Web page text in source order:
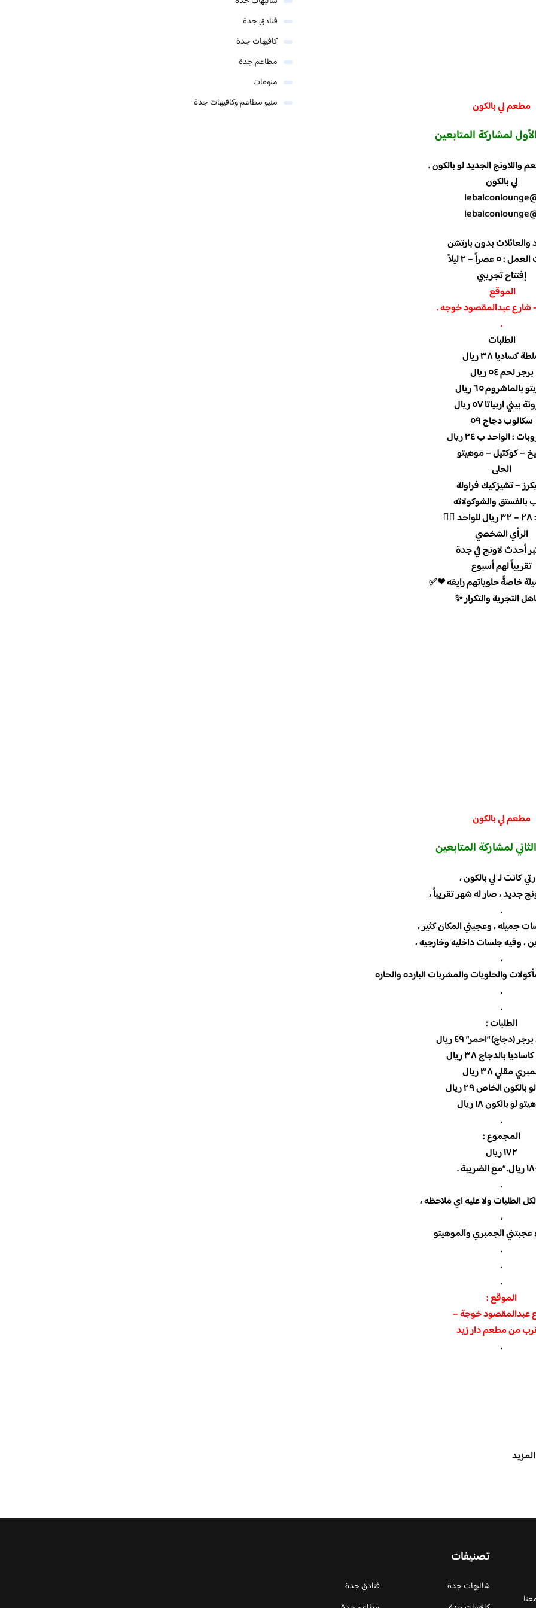
مطعم لي بالكون
لمشاركة المتابعين
واللاونج الجديد لو بالكون .
لي بالكون
والعائلات بدون بارتشن
: ٥ عصراً – ٢ ليلاً
إفتتاح تجريبي
الموقع
شارع عبدالمقصود خوجه .
.
الطلبات
كساديا ٣٨ ريال
برجر لحم ٥٤ ريال
بالماشروم ٦٥ ريال
بيني اربياتا ٥٧ ريال
سكالوب دجاج ٥٩
: الواحد ب ٢٤ ريال
– كوكتيل – موهيتو
الحلى
– تشيزكيك فراولة
بالفستق والشوكولاته
الرأي الشخصي
أحدث لاونج في جدة
تقريباً لهم أسبوع
خاصةً حلوياتهم رايقه ❤✅
التجرية والتكرار ✨
مطعم لي بالكون
لمشاركة المتابعين
كانت لـ لي بالكون ،
جديد ، صار له شهر تقريباً ،
.
جميله ، وعجبني المكان كثير ،
، وفيه جلسات داخليه وخارجيه ،
،
والحلويات والمشربات البارده والحاره
.
.
الطلبات :
(دجاج) “احمر” ٤٩ ريال‏
بالدجاج ٣٨ ريال
مقلي ٣٨ ريال
الخاص ٢٩ ريال
لو بالكون ١٨ ريال‏
.
المجموع :
١٧٢ ريال
.
.
الطلبات ولا عليه اي ملاحظه ،
،
عجبتني الجمبري والموهيتو
.
.
.
الموقع :
عبدالمقصود خوجة –
من مطعم دار زيد
.
فنادق جدة
كافيهات جدة
مطاعم جدة
منوعات
منيو مطاعم وكافيهات جدة
تصنيفات
شاليهات جدة
فنادق جدة